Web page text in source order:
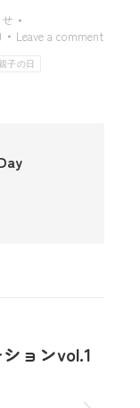
Leave a comment
親子の日
ョンvol.1